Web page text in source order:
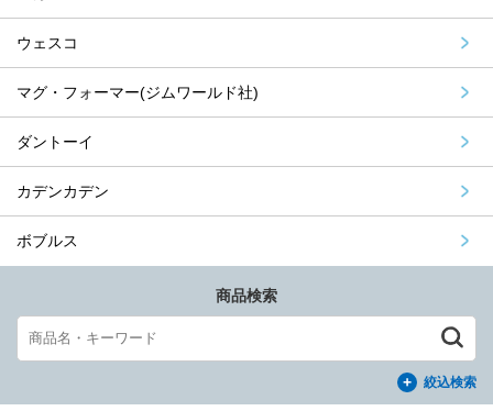
ウェスコ
マグ・フォーマー(ジムワールド社)
ダントーイ
カデンカデン
ボブルス
商品検索
絞込検索